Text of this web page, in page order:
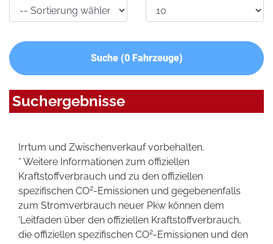
Suche (0Fahrzeuge)
Suchergebnisse
Irrtum und Zwischenverkauf vorbehalten.
* Weitere Informationen zum offiziellen
Kraftstoffverbrauch und zu den offiziellen
spezifischen CO2-Emissionen und gegebenenfalls
zum Stromverbrauch neuer Pkw können dem
'Leitfaden über den offiziellen Kraftstoffverbrauch,
die offiziellen spezifischen CO2-Emissionen und den